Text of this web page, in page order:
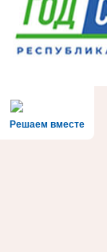
Решаем вместе